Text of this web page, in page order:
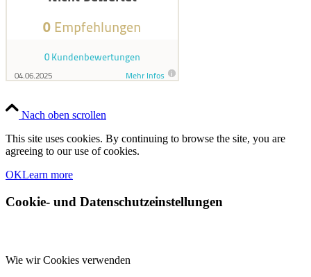
Nach oben scrollen
This site uses cookies. By continuing to browse the site, you are
agreeing to our use of cookies.
OKLearn more
Cookie- und Datenschutzeinstellungen
Wie wir Cookies verwenden